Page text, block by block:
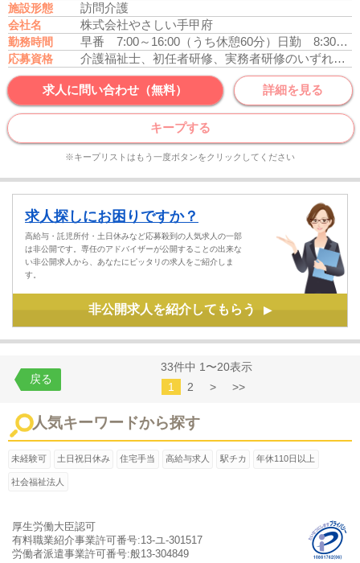
施設形態 訪問介護
会社名 株式会社やさしい手甲府
勤務時間 早番 7:00～16:00（うち休憩60分） 日勤 8:30～17:30（うち休憩60分）
応募資格 介護福祉士、初任者研修、実務者研修のいずれかの資格をお持ちの方
求人に問い合わせ（無料） 詳細を見る
キープする
※キープリストはもう一度ボタンをクリックしてください
求人探しにお困りですか？
高給与・託児所付・土日休みなど応募殺到の人気求人の一部
は非公開です。専任のアドバイザーが公開することの出来な
い非公開求人から、あなたにピッタリの求人をご紹介しま
す。
非公開求人を紹介してもらう ▶
33件中 1〜20表示
1
2 > >>
戻る
人気キーワードから探す
未経験可 土日祝日休み 住宅手当 高給与求人 駅チカ 年休110日以上
社会福祉法人
厚生労働大臣認可
有料職業紹介事業許可番号:13-ユ-301517
労働者派遣事業許可番号:般13-304849